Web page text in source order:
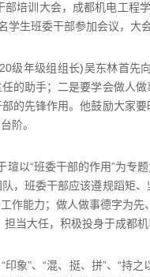
培训大会，成都机电工
学生班委干部参加会议，大
级年级组组长)吴东林首先
的助手；二是要学会做人
的先锋作用。他鼓励大家
阶。
以“班委干部的作用”为专
，班委干部应该遵规蹈矩
作能力；做人做事德字为
当大任，积极投身于成都
印象”、“混、挺、拼”、“持